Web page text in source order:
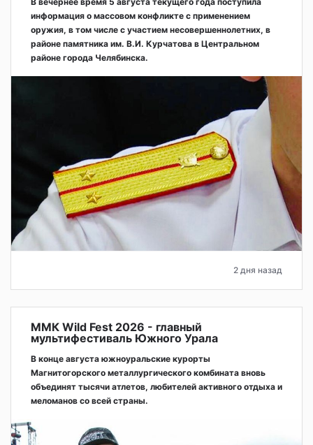
информация о массовом конфликте с применением
оружия, в том числе с участием несовершеннолетних, в
районе памятника им. В.И. Курчатова в Центральном
районе города Челябинска.
2 дня назад
ММК Wild Fest 2026 - главный
мультифестиваль Южного Урала
В конце августа южноуральские курорты
Магнитогорского металлургического комбината вновь
объединят тысячи атлетов, любителей активного отдыха и
меломанов со всей страны.